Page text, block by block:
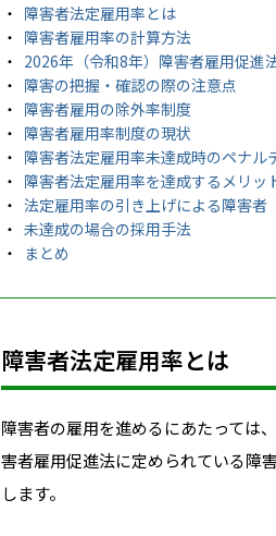
障害者法定雇用率とは
障害者雇用率の計算方法
2026年（令和8年）障害者雇用促進
障害の把握・確認の際の注意点
障害者雇用の除外率制度
障害者雇用率制度の現状
障害者法定雇用率未達成時のペナル
障害者法定雇用率を達成するメリッ
法定雇用率の引き上げによる障害者
未達成の場合の採用手法
まとめ
障害者法定雇用率とは
障害者の雇用を進めるにあたっては
害者雇用促進法に定められている障
します。